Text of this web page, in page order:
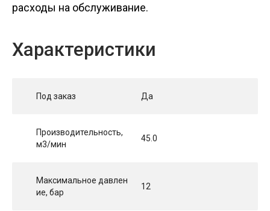
расходы на обслуживание.
Характеристики
Под заказ Да
Производительность,
м3/мин
45.0
Максимальное давлен
ие, бар
12